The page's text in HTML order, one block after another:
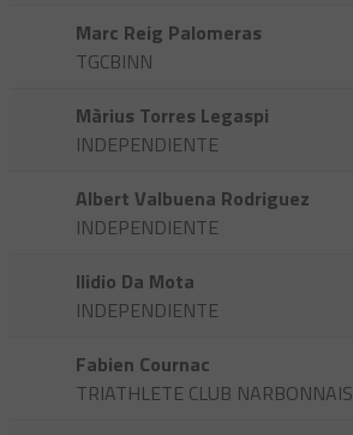
Marc Reig Palomeras
TGCBINN
Màrius Torres Legaspi
INDEPENDIENTE
Albert Valbuena Rodriguez
INDEPENDIENTE
Ilidio Da Mota
INDEPENDIENTE
Fabien Cournac
TRIATHLETE CLUB NARBONNAIS